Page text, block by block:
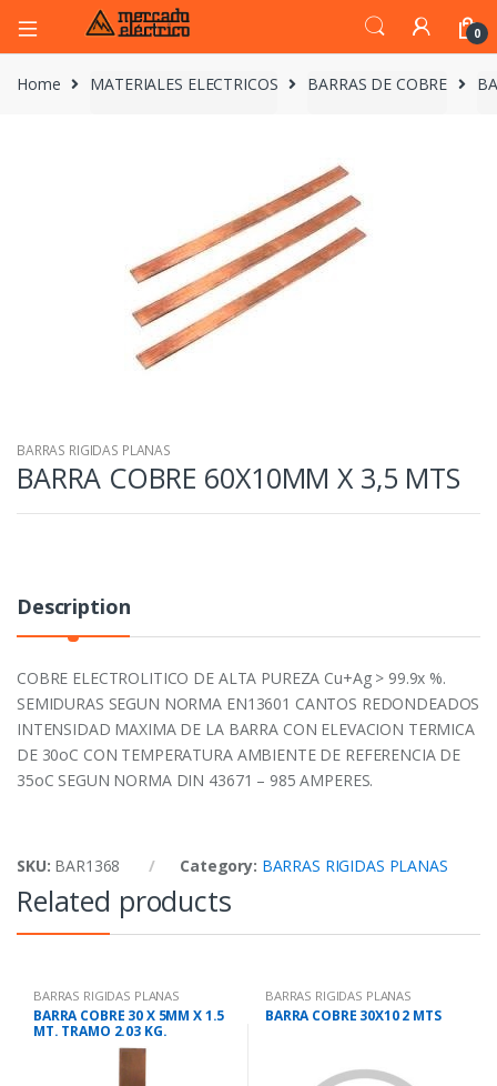
0
Home MATERIALES ELECTRICOS BARRAS DE COBRE
BARRAS RIGIDAS PLANAS
BARRA COBRE 60X10MM X 3,5 MTS
Description
COBRE ELECTROLITICO DE ALTA PUREZA Cu+Ag > 99.9x %.
SEMIDURAS SEGUN NORMA EN13601 CANTOS REDONDEADOS
INTENSIDAD MAXIMA DE LA BARRA CON ELEVACION TERMICA
DE 30oC CON TEMPERATURA AMBIENTE DE REFERENCIA DE
35oC SEGUN NORMA DIN 43671 – 985 AMPERES.
SKU: BAR1368 Category: BARRAS RIGIDAS PLANAS
Related products
BARRAS RIGIDAS PLANAS
BARRA COBRE 30 X 5MM X 1.5
MT. TRAMO 2.03 KG.
BARRAS RIGIDAS PLANAS
BARRA COBRE 30X10 2 MTS